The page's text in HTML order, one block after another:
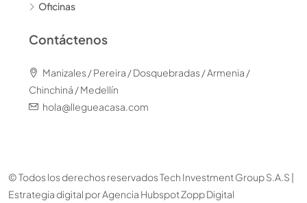
Oficinas
Contáctenos
Manizales / Pereira / Dosquebradas / Armenia /
Chinchiná / Medellín
hola@llegueacasa.com
© Todos los derechos reservados Tech Investment Group S.A.S |
Estrategia digital porAgencia Hubspot Zopp Digital